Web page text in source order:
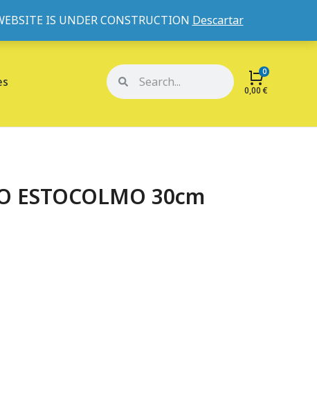
IS UNDER CONSTRUCTION Descartar
Mi cuenta Mis pedidos
0,00€
ESTOCOLMO 30cm